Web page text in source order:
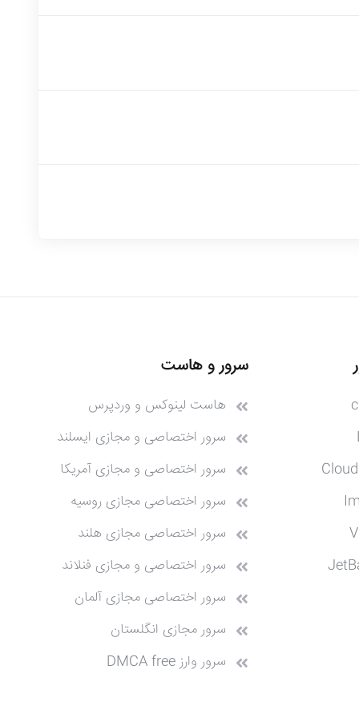
سرور و هاست
هاست لینوکس و وردپرس
سرور اختصاصی و مجازی ایسلند
سرور اختصاصی و مجازی آمریکا
سرور اختصاصی مجازی روسیه
سرور اختصاصی مجازی هلند
سرور اختصاصی و مجازی فنلاند
سرور اختصاصی مجازی آلمان
سرور مجازی انگلستان
سرور وارز DMCA free